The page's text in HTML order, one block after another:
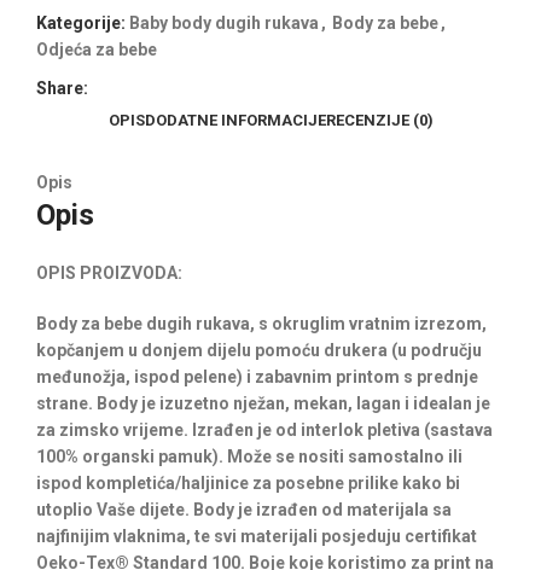
Kategorije: Baby body dugih rukava , Body za bebe,
Odjeća za bebe
Share:
OPISDODATNE INFORMACIJERECENZIJE (0)
Opis
Opis
OPIS PROIZVODA:
Body za bebe dugih rukava, s okruglim vratnim izrezom,
kopčanjem u donjem dijelu pomoću drukera (u području
međunožja, ispod pelene) i zabavnim printom s prednje
strane. Body je izuzetno nježan, mekan, lagan i idealan je
za zimsko vrijeme. Izrađen je od interlok pletiva (sastava
100% organski pamuk). Može se nositi samostalno ili
ispod kompletića/haljinice za posebne prilike kako bi
utoplio Vaše dijete. Body je izrađen od materijala sa
najfinijim vlaknima, te svi materijali posjeduju certifikat
Oeko-Tex® Standard 100. Boje koje koristimo za print na